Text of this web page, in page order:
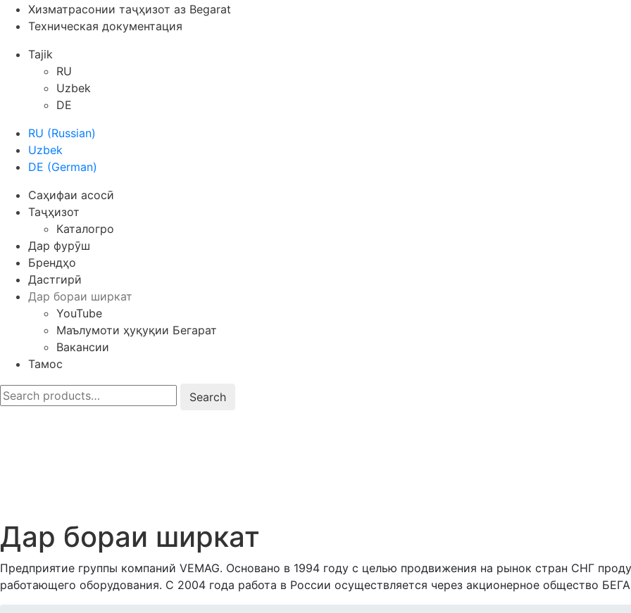
Хизматрасонии таҷҳизот аз Begarat
Техническая документация
Tajik
RU
Uzbek
DE
RU (Russian)
Uzbek
DE (German)
Саҳифаи асосӣ
Таҷҳизот
Каталогро
Дар фурӯш
Брендҳо
Дастгирӣ
Дар бораи ширкат
YouTube
Маълумоти ҳуқуқии Бегарат
Вакансии
Тамос
Search
for:
Дар бораи ширкат
Предприятие группы компаний VEMAG. Основано в 1994 году с целью продвижения на рынок стран СНГ
работающего оборудования. С 2004 года работа в России осуществляется через акционерное общество